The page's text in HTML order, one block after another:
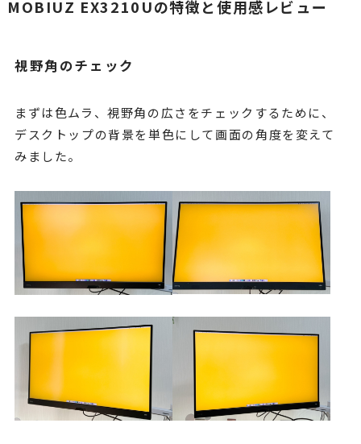
MOBIUZ EX3210Uの特徴と使用感レビュー
視野角のチェック
まずは色ムラ、視野角の広さをチェックするために、
デスクトップの背景を単色にして画面の角度を変えて
みました。